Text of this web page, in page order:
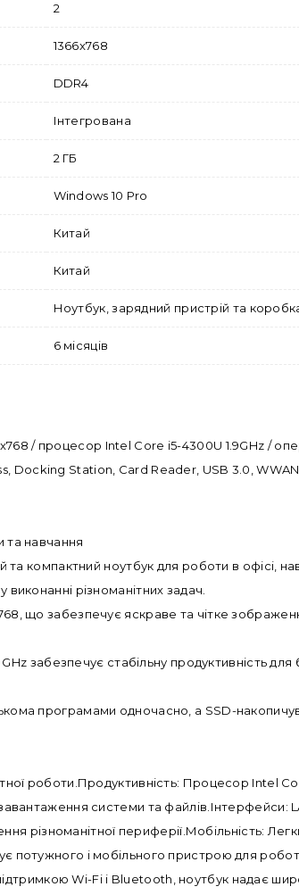
2
1366x768
DDR4
Інтегрована
2 ГБ
Windows 10 Pro
Китай
Китай
Ноутбук, зарядний пристрій та
6 місяців
/ процесор Intel Core i5-4300U 1.9GHz /
Docking Station, Card Reader, USB 3.0,
та навчання
компактний ноутбук для роботи в офісі,
різноманітних задач.
що забезпечує яскраве та чітке
забезпечує стабільну продуктивність для
програмами одночасно, а SSD-
роботи.Продуктивність: Процесор Intel
системи та файлів.Інтерфейси:
різноманітної периферії.Мобільність:
потужного і мобільного пристрою для
Wi-Fi і Bluetooth, ноутбук надає